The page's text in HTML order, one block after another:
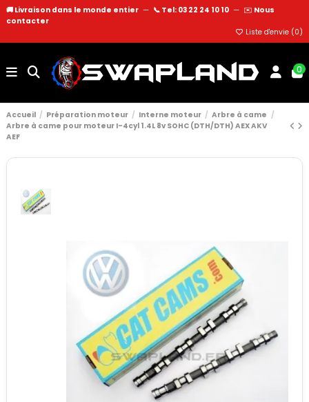
🚚 Livraison dans le monde entier — 📞 Tel: 03 22 24 10 10 — ✉️ Nous
contacter
Liste d'envie (0)
0
Accueil Préparation moteur Interne moteur
Arbre à came
Arbre à came pour moteur I-4cyl 1.4L 8v SOHC (DTH/DTH) AEX AKV
AEF